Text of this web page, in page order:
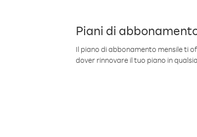
Piani di
Il piano di abbonamento mensile ti
dover rinnovare il tuo piano in